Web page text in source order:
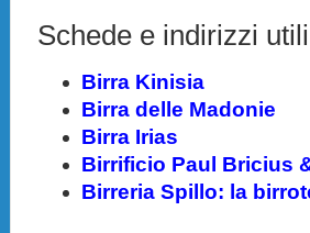
Schede e indirizzi
Birra Kinisia
Birra delle Madonie
Birra Irias
Birrificio Paul Bricius
Birreria Spillo: la